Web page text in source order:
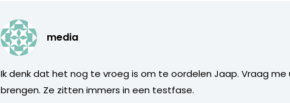
media
Ik denk dat het nog te vroeg is om te oordelen Jaap. Vraag
brengen. Ze zitten immers in een testfase.